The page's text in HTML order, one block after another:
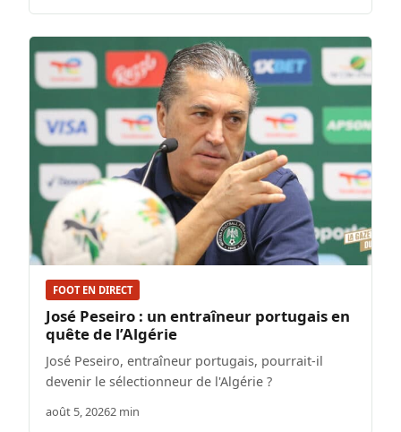
FOOT EN DIRECT
José Peseiro : un entraîneur portugais en
quête de l’Algérie
José Peseiro, entraîneur portugais, pourrait-il
devenir le sélectionneur de l'Algérie ?
août 5, 20262 min